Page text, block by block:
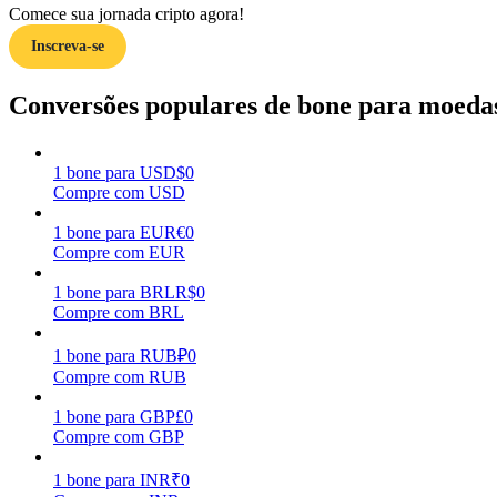
Guia
Estratégias de negociação
Aprenda como se manter lucrativo
Comece sua jornada cripto agora!
Inscreva-se
Conversões populares de bone para
1 bone para USD$0
Compre com USD
1 bone para EUR€0
Compre com EUR
1 bone para BRLR$0
Compre com BRL
1 bone para RUB₽0
Compre com RUB
1 bone para GBP£0
Compre com GBP
1 bone para INR₹0